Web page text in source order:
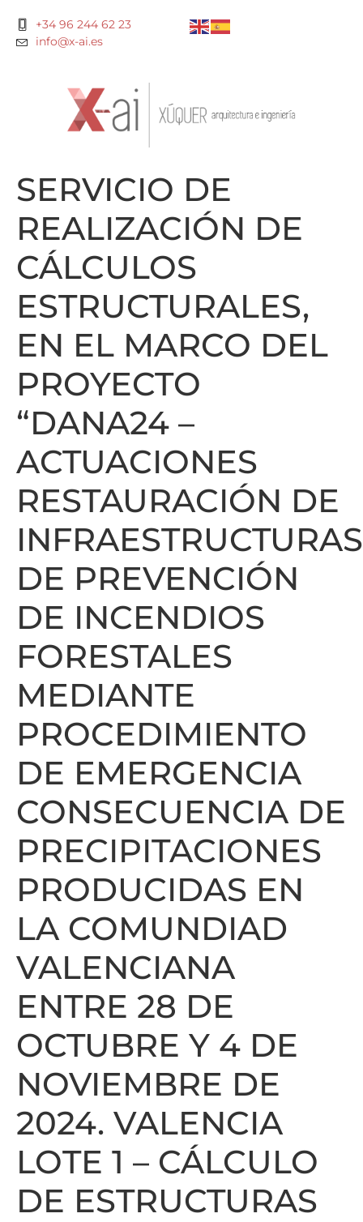
+34 96 244 62 23
info@x-ai.es
SERVICIO DE
REALIZACIÓN DE
CÁLCULOS
ESTRUCTURALES,
EN EL MARCO DEL
PROYECTO
“DANA24 –
ACTUACIONES
RESTAURACIÓN DE
INFRAESTRUCTURAS
DE PREVENCIÓN
DE INCENDIOS
FORESTALES
MEDIANTE
PROCEDIMIENTO
DE EMERGENCIA
CONSECUENCIA DE
PRECIPITACIONES
PRODUCIDAS EN
LA COMUNDIAD
VALENCIANA
ENTRE 28 DE
OCTUBRE Y 4 DE
NOVIEMBRE DE
2024. VALENCIA
LOTE 1 – CÁLCULO
DE ESTRUCTURAS